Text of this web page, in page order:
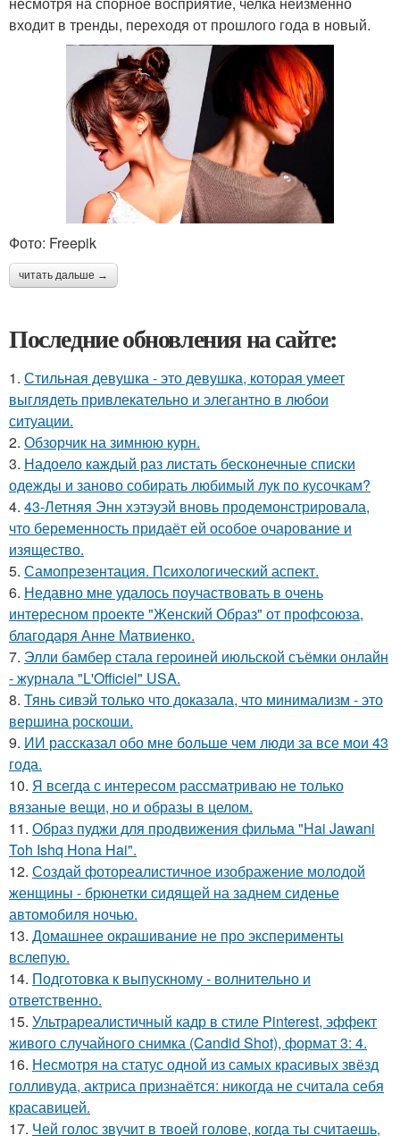
входит в тренды, переходя от прошлого года в новый.
Фото: Freepik
читать дальше →
Последние обновления на сайте:
1. Стильная девушка - это девушка, которая умеет
выглядеть привлекательно и элегантно в любои
ситуации.
2. Обзорчик на зимнюю курн.
3. Надоело каждый раз листать бесконечные списки
одежды и заново собирать любимый лук по кусочкам?
4. 43-Летняя Энн хэтэуэй вновь продемонстрировала,
что беременность придаёт ей особое очарование и
изящество.
5. Самопрезентация. Психологический аспект.
6. Недавно мне удалось поучаствовать в очень
интересном проекте "Женский Образ" от профсоюза,
благодаря Анне Матвиенко.
7. Элли бамбер стала героиней июльской съёмки онлайн
- журнала "L'Officiel" USA.
8. Тянь сивэй только что доказала, что минимализм - это
вершина роскоши.
9. ИИ рассказал обо мне больше чем люди за все мои 43
года.
10. Я всегда с интересом рассматриваю не только
вязаные вещи, но и образы в целом.
11. Образ пуджи для продвижения фильма "Hai Jawani
Toh Ishq Hona Hai".
12. Создай фотореалистичное изображение молодой
женщины - брюнетки сидящей на заднем сиденье
автомобиля ночью.
13. Домашнее окрашивание не про эксперименты
вслепую.
14. Подготовка к выпускному - волнительно и
ответственно.
15. Ультрареалистичный кадр в стиле Pinterest, эффект
живого случайного снимка (Candid Shot), формат 3: 4.
16. Несмотря на статус одной из самых красивых звёзд
голливуда, актриса признаётся: никогда не считала себя
красавицей.
17. Чей голос звучит в твоей голове, когда ты считаешь,